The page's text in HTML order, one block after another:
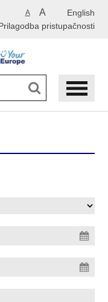
English
A A
pristupačnosti